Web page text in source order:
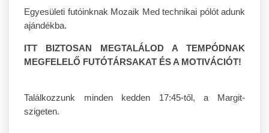
Egyesületi futóinknak Mozaik Med technikai pólót adunk
ajándékba.
ITT BIZTOSAN MEGTALÁLOD A TEMPÓDNAK
MEGFELELŐ FUTÓTÁRSAKAT ÉS A MOTIVÁCIÓT!
Találkozzunk minden kedden 17:45-től, a Margit-
szigeten.